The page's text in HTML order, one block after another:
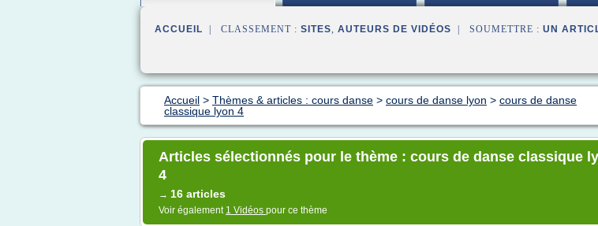
ACCUEIL | CLASSEMENT : SITES, AUTEURS DE VIDÉOS | SOUMETTRE : UN
Accueil > Thèmes & articles : cours danse > cours de danse lyon > cours de danse
classique lyon 4
Articles sélectionnés pour le thème : cours de danse classique
4
→ 16 articles
Voir également 1 Vidéos pour ce thème